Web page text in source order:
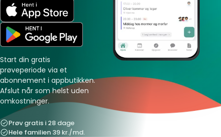
Start din gratis
prøveperiode via et
abonnement i appbutikken.
Afslut når som helst uden
omkostninger.
Prøv gratis i 28 dage
Hele familien 39 kr./md.